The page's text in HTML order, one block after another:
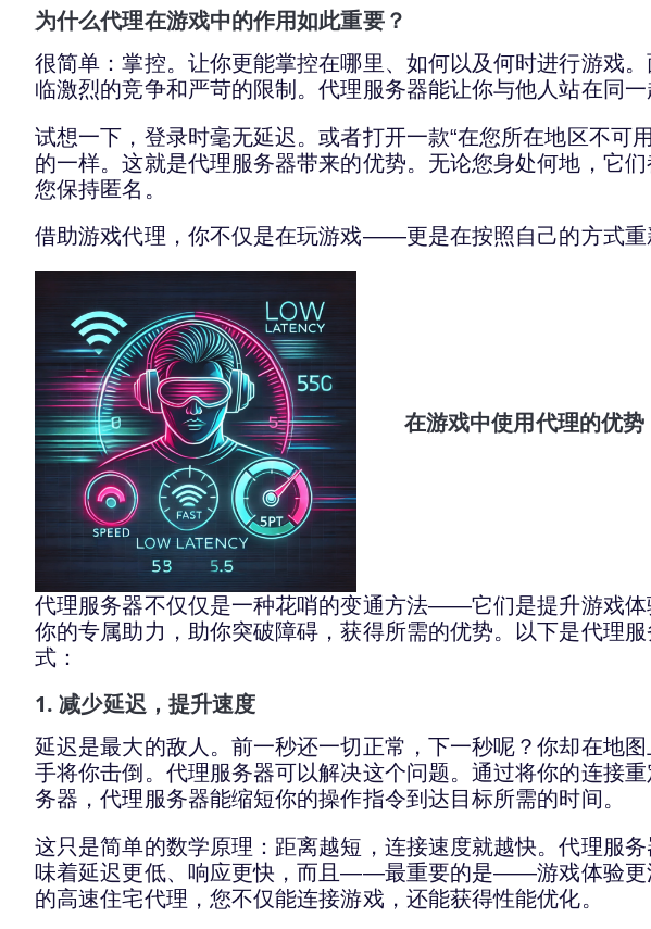
为什么代理在游戏中的作用如此重要？
很简单：掌控。让你更能掌控在哪里、如何以及何时进行游戏
临激烈的竞争和严苛的限制。代理服务器能让你与他人站在同一
试想一下，登录时毫无延迟。或者打开一款“在您所在地区不可
的一样。这就是代理服务器带来的优势。无论您身处何地，它
您保持匿名。
借助游戏代理，你不仅是在玩游戏——更是在按照自己的方式重
在游戏中使用代理的优势
代理服务器不仅仅是一种花哨的变通方法——它们是提升游戏体
你的专属助力，助你突破障碍，获得所需的优势。以下是代理
式：
1. 减少延迟，提升速度
延迟是最大的敌人。前一秒还一切正常，下一秒呢？你却在地
手将你击倒。代理服务器可以解决这个问题。通过将你的连接
务器，代理服务器能缩短你的操作指令到达目标所需的时间。
这只是简单的数学原理：距离越短，连接速度就越快。代理服
味着延迟更低、响应更快，而且——最重要的是——游戏体验更
的高速住宅代理，您不仅能连接游戏，还能获得性能优化。